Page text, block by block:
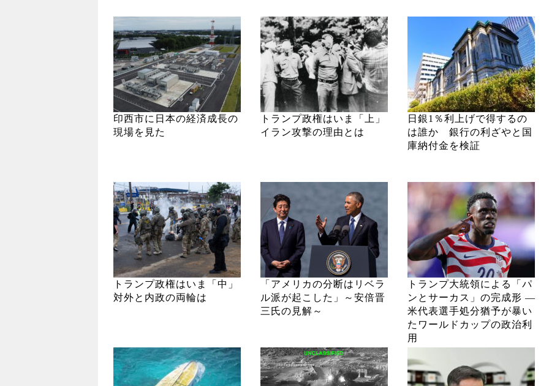
印西市に日本の経済成長の
現場を見た
トランプ政権はいま「上」
イラン攻撃の理由とは
日銀1％利上げで得するの
は誰か 銀行の利ざやと国
庫納付金を検証
トランプ政権はいま「中」
対外と内政の両輪は
「アメリカの分断はリベラ
ル派が起こした」～安倍晋
三氏の見解～
トランプ大統領による「パ
ンとサーカス」の完成形 ―
米代表選手処分猶予が暴い
たワールドカップの政治利
用